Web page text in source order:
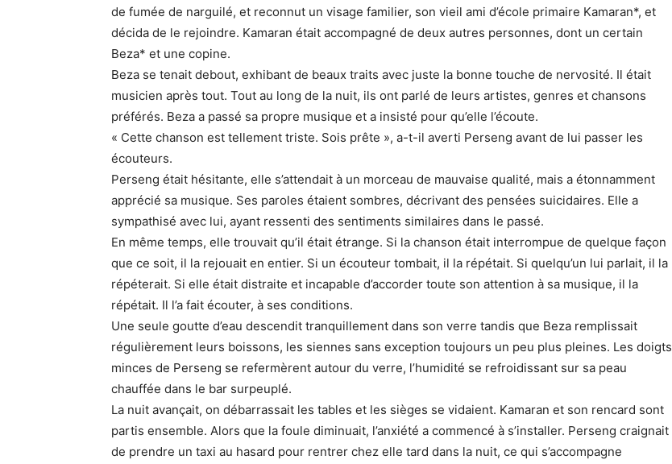
de fumée de narguilé, et reconnut un visage familier, son vieil ami d’école primaire Kamaran*, et
décida de le rejoindre. Kamaran était accompagné de deux autres personnes, dont un certain
Beza* et une copine.
Beza se tenait debout, exhibant de beaux traits avec juste la bonne touche de nervosité. Il était
musicien après tout. Tout au long de la nuit, ils ont parlé de leurs artistes, genres et chansons
préférés. Beza a passé sa propre musique et a insisté pour qu’elle l’écoute.
« Cette chanson est tellement triste. Sois prête », a-t-il averti Perseng avant de lui passer les
écouteurs.
Perseng était hésitante, elle s’attendait à un morceau de mauvaise qualité, mais a étonnamment
apprécié sa musique. Ses paroles étaient sombres, décrivant des pensées suicidaires. Elle a
sympathisé avec lui, ayant ressenti des sentiments similaires dans le passé.
En même temps, elle trouvait qu’il était étrange. Si la chanson était interrompue de quelque façon
que ce soit, il la rejouait en entier. Si un écouteur tombait, il la répétait. Si quelqu’un lui parlait, il la
répéterait. Si elle était distraite et incapable d’accorder toute son attention à sa musique, il la
répétait. Il l’a fait écouter, à ses conditions.
Une seule goutte d’eau descendit tranquillement dans son verre tandis que Beza remplissait
régulièrement leurs boissons, les siennes sans exception toujours un peu plus pleines. Les doigts
minces de Perseng se refermèrent autour du verre, l’humidité se refroidissant sur sa peau
chauffée dans le bar surpeuplé.
La nuit avançait, on débarrassait les tables et les sièges se vidaient. Kamaran et son rencard sont
partis ensemble. Alors que la foule diminuait, l’anxiété a commencé à s’installer. Perseng craignait
de prendre un taxi au hasard pour rentrer chez elle tard dans la nuit, ce qui s’accompagne